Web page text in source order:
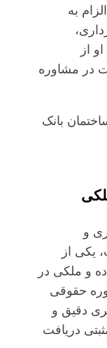
به
از
در مشاوره
بانک
و
یکی از
و ملکی در
حقوقی
دقیق و
دریافت